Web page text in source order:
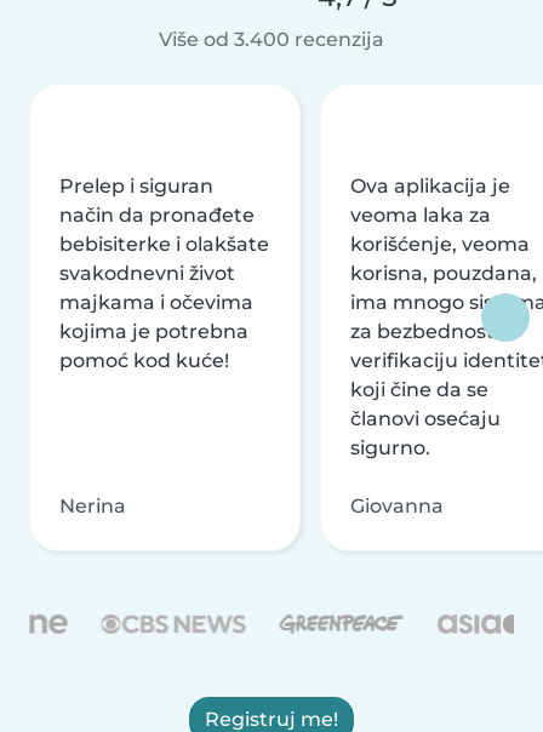
Više od 3.400 recenzija
Prelep i siguran
način da pronađete
bebisiterke i olakšate
svakodnevni život
majkama i očevima
kojima je potrebna
pomoć kod kuće!
Nerina
Ova aplikacija je
veoma laka za
korišćenje, veoma
korisna, pouzdana,
ima mnogo
za bezbednost i
verifikaciju
koji čine da se
članovi osećaju
sigurno.
Giovanna
Registruj me!